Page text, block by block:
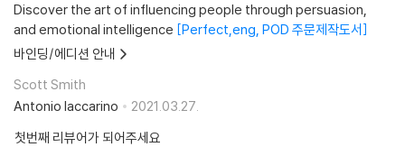
Discover the art of influencing people through persuasion,
and emotional intelligence Perfect,eng, POD 주문제작도서
바인딩/에디션 안내
Scott Smith
Antonio Iaccarino
2021.03.27.
첫번째 리뷰어가 되어주세요